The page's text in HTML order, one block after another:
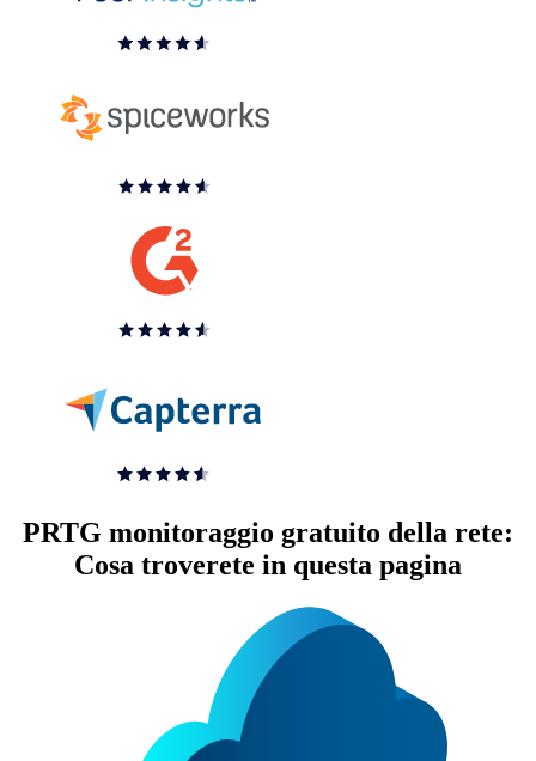
PRTG monitoraggio gratuito della rete:
Cosa troverete in questa pagina